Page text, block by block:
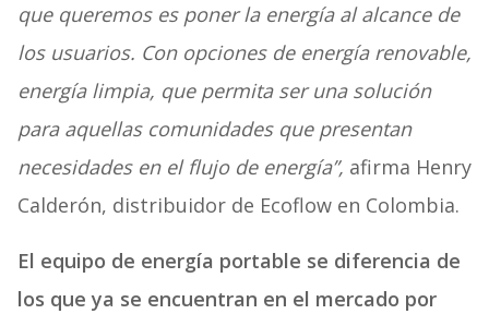
que queremos es poner la energía al alcance de
los usuarios. Con opciones de energía renovable,
energía limpia, que permita ser una solución
para aquellas comunidades que presentan
necesidades en el flujo de energía”, afirma Henry
Calderón, distribuidor de Ecoflow en Colombia.
El equipo de energía portable se diferencia de
los que ya se encuentran en el mercado por